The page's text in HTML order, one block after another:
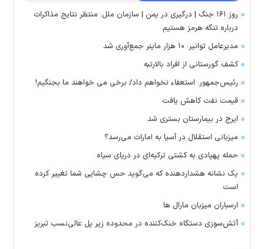
روز ۱۶۱ جنگ | درگیری در یمن | سازمان ملل: منتظر نتایج مذاکرات
درباره تنگه هرمز هستیم
مدیرعامل توانیر: ۱۰ هزار ماینر جمع‌آوری شد
کشف گورستانی از افراد بالارتبه
رئیس‌جمهور: استعفاء نخواهم داد/ برخی می خواهند ما بجنگیم!
قیمت نفت کاهش یافت
ایرج در بیمارستان بستری شد
میزبانی استقلال در آسیا به امارات می‌رسد؟
حمله پهپادی به کشتی ترکیه‌ای در دریای سیاه
یک نشانه هشداردهنده که می‌گوید حس چشایی شما تغییر کرده
است
ارسباران میزبان مارال ها
آتش‌سوزی دستگاه خنک‌کننده در محدوده زیر پل عالی‌نسب تبریز